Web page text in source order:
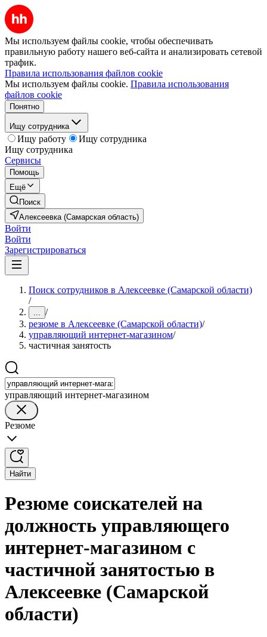
Мы используем файлы cookie, чтобы обеспечивать
правильную работу нашего веб-сайта и анализировать сетевой
трафик.
Правила использования файлов cookie
Мы используем файлы cookie. Правила использования
файлов cookie
Понятно
Ищу сотрудника
Ищу работу
Ищу сотрудника
Ищу сотрудника
Сервисы
Помощь
Ещё
Поиск
Алексеевка (Самарская область)
Войти
Войти
Зарегистрироваться
Поиск сотрудников в Алексеевке (Самарской области)
/
... /
резюме в Алексеевке (Самарской области)/
управляющий интернет-магазином/
частичная занятость
управляющий интернет-магазином
Резюме
Найти
Резюме соискателей на
должность управляющего
интернет-магазином с
частичной занятостью в
Алексеевке (Самарской
области)